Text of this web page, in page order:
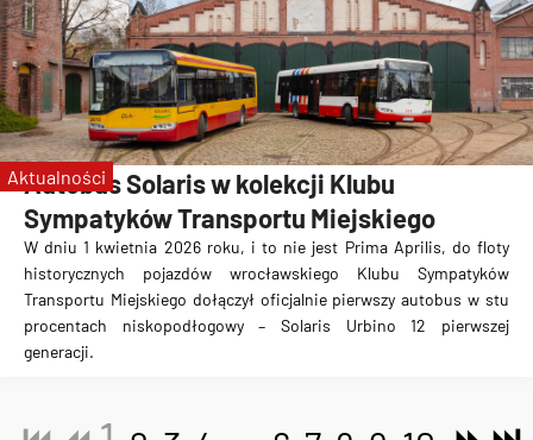
Autobus Solaris w kolekcji Klubu
Sympatyków Transportu Miejskiego
W dniu 1 kwietnia 2026 roku, i to nie jest Prima Aprilis, do floty
historycznych pojazdów wrocławskiego Klubu Sympatyków
Transportu Miejskiego dołączył oficjalnie pierwszy autobus w stu
procentach niskopodłogowy – Solaris Urbino 12 pierwszej
generacji.
Aktualności